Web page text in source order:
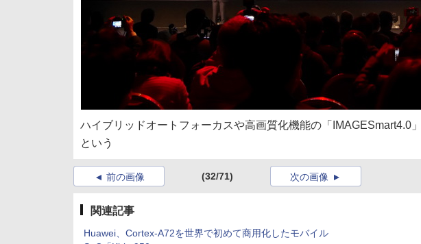
ハイブリッドオートフォーカスや高画質化機能の「IMAGESmart4.0
という
前の画像 (32/71) 次の画像
関連記事
Huawei、Cortex-A72を世界で初めて商用化したモバイル